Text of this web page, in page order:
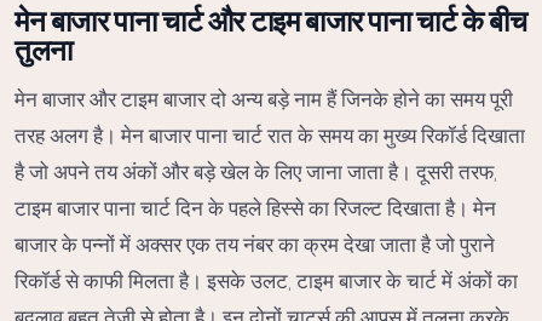
मेन बाजार पाना चार्ट और टाइम बाजार पाना चार्ट के बीच
तुलना
मेन बाजार और टाइम बाजार दो अन्य बड़े नाम हैं जिनके होने का समय पूरी
तरह अलग है। मेन बाजार पाना चार्ट रात के समय का मुख्य रिकॉर्ड दिखाता
है जो अपने तय अंकों और बड़े खेल के लिए जाना जाता है। दूसरी तरफ,
टाइम बाजार पाना चार्ट दिन के पहले हिस्से का रिजल्ट दिखाता है। मेन
बाजार के पन्नों में अक्सर एक तय नंबर का क्रम देखा जाता है जो पुराने
रिकॉर्ड से काफी मिलता है। इसके उलट, टाइम बाजार के चार्ट में अंकों का